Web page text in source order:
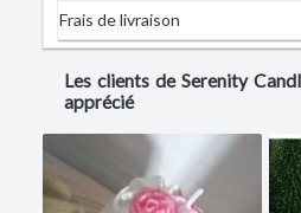
Frais de livraison
Les clients de Serenity
apprécié